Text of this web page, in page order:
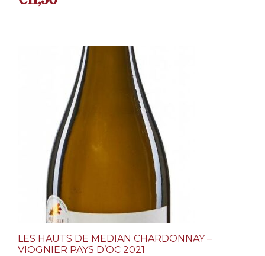
LES HAUTS DE MEDIAN CHARDONNAY –
VIOGNIER PAYS D’OC 2021